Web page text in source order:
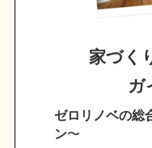
家づく
ガ
ゼロリノベの総
ン〜